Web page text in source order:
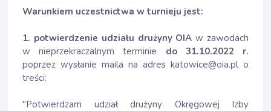
Warunkiem uczestnictwa w turnieju jest:
1. potwierdzenie udziału drużyny OIA w zawodach
w nieprzekraczalnym terminie do 31.10.2022 r.
poprzez wysłanie maila na adres katowice@oia.pl o
treści:
"Potwierdzam udział drużyny Okręgowej Izby